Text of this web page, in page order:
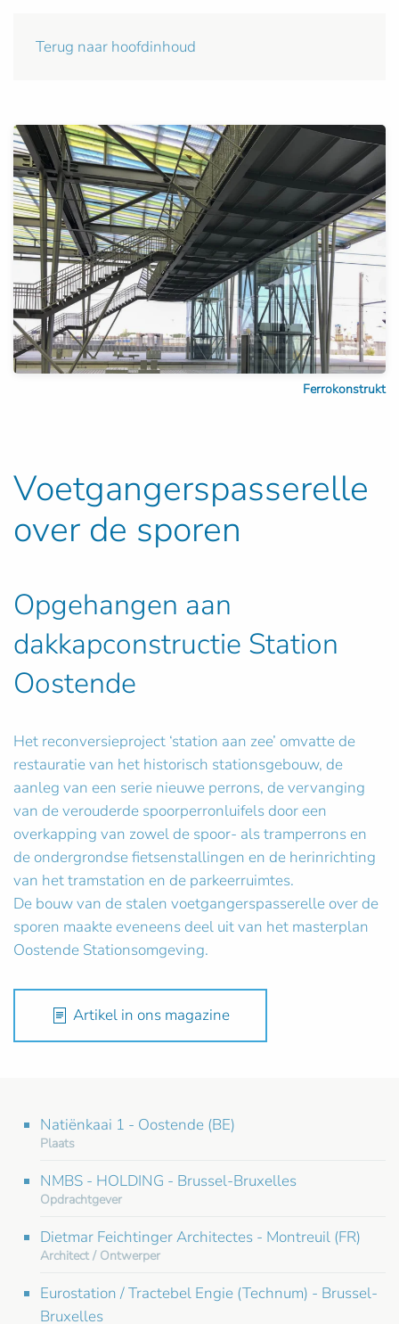
Terug naar hoofdinhoud
Ferrokonstrukt
Voetgangerspasserelle
over de sporen
Opgehangen aan
dakkapconstructie Station
Oostende
Het reconversieproject ‘station aan zee’ omvatte de
restauratie van het historisch stationsgebouw, de
aanleg van een serie nieuwe perrons, de vervanging
van de verouderde spoorperronluifels door een
overkapping van zowel de spoor- als tramperrons en
de ondergrondse fietsenstallingen en de herinrichting
van het tramstation en de parkeerruimtes.
De bouw van de stalen voetgangerspasserelle over de
sporen maakte eveneens deel uit van het masterplan
Oostende Stationsomgeving.
Artikel in ons magazine
Natiënkaai 1 - Oostende (BE)
Plaats
NMBS - HOLDING - Brussel-Bruxelles
Opdrachtgever
Dietmar Feichtinger Architectes - Montreuil (FR)
Architect / Ontwerper
Eurostation / Tractebel Engie (Technum) - Brussel-
Bruxelles